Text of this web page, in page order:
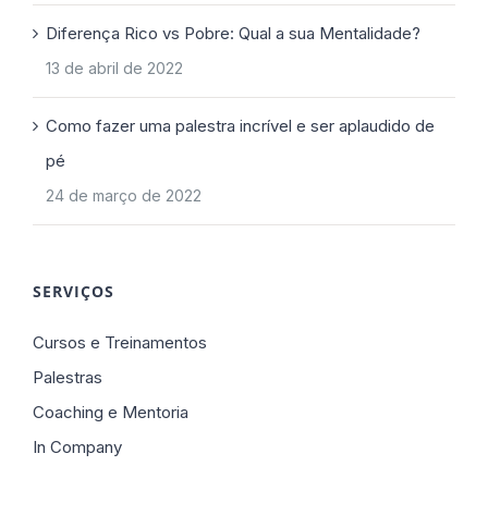
Diferença Rico vs Pobre: Qual a sua Mentalidade?
13 de abril de 2022
Como fazer uma palestra incrível e ser aplaudido de
pé
24 de março de 2022
SERVIÇOS
Cursos e Treinamentos
Palestras
Coaching e Mentoria
In Company